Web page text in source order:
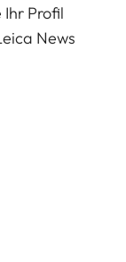
Profil
News